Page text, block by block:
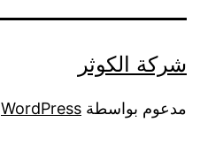
شركة الكوثر
مدعوم بواسطة WordPress